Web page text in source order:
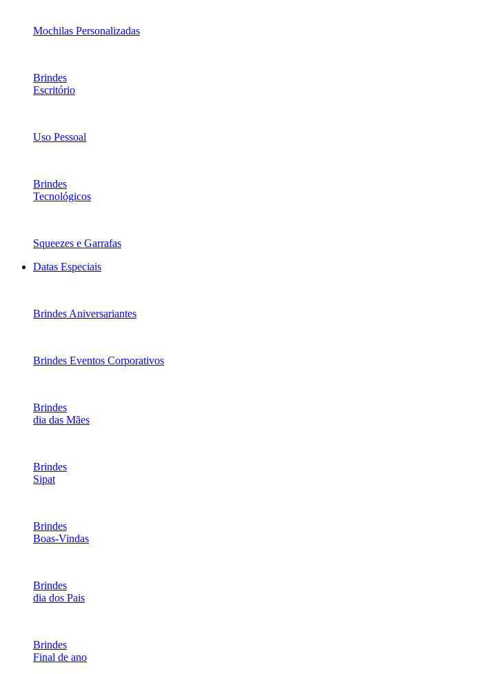
Mochilas Personalizadas
Brindes
Escritório
Uso Pessoal
Brindes
Tecnológicos
Squeezes e Garrafas
Datas Especiais
Brindes Aniversariantes
Brindes Eventos Corporativos
Brindes
dia das Mães
Brindes
Sipat
Brindes
Boas-Vindas
Brindes
dia dos Pais
Brindes
Final de ano